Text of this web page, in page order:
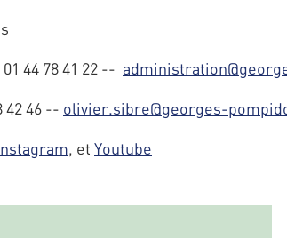
44 78 41 22 --
46 -- olivier.sibre@georges-
, et Youtube